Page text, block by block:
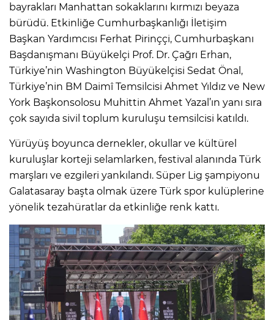
bayrakları Manhattan sokaklarını kırmızı beyaza
bürüdü. Etkinliğe Cumhurbaşkanlığı İletişim
Başkan Yardımcısı Ferhat Pirinççi, Cumhurbaşkanı
Başdanışmanı Büyükelçi Prof. Dr. Çağrı Erhan,
Türkiye’nin Washington Büyükelçisi Sedat Önal,
Türkiye’nin BM Daimî Temsilcisi Ahmet Yıldız ve New
York Başkonsolosu Muhittin Ahmet Yazal’ın yanı sıra
çok sayıda sivil toplum kuruluşu temsilcisi katıldı.
Yürüyüş boyunca dernekler, okullar ve kültürel
kuruluşlar korteji selamlarken, festival alanında Türk
marşları ve ezgileri yankılandı. Süper Lig şampiyonu
Galatasaray başta olmak üzere Türk spor kulüplerine
yönelik tezahüratlar da etkinliğe renk kattı.